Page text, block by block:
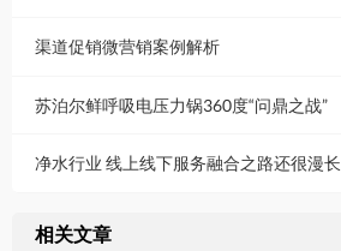
渠道促销微营销案例解析
苏泊尔鲜呼吸电压力锅360度“问鼎之战”
净水行业 线上线下服务融合之路还很漫长
相关文章